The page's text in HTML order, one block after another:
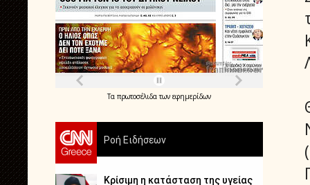
Τα πρωτοσέλιδατων εφημερίδων